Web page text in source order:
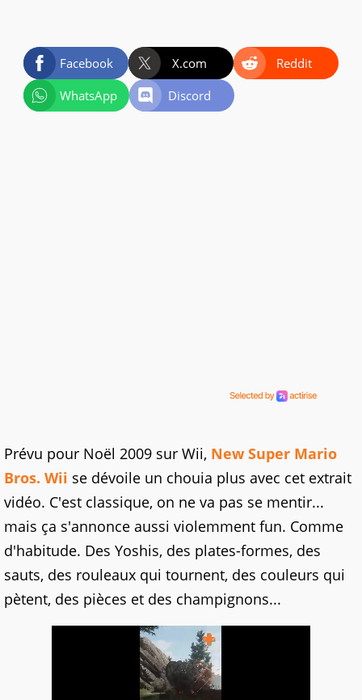
Facebook X.com
Reddit
WhatsApp
Discord
Prévu pour Noël 2009 sur Wii, New Super Mario
Bros. Wii se dévoile un chouia plus avec cet extrait
vidéo. C'est classique, on ne va pas se mentir...
mais ça s'annonce aussi violemment fun. Comme
d'habitude. Des Yoshis, des plates-formes, des
sauts, des rouleaux qui tournent, des couleurs qui
pètent, des pièces et des champignons...